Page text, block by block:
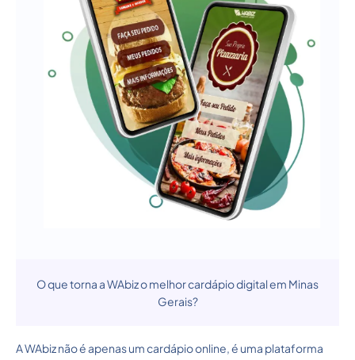
O que torna a WAbiz o melhor cardápio digital em Minas
Gerais?
A WAbiz não é apenas um cardápio online, é uma plataforma